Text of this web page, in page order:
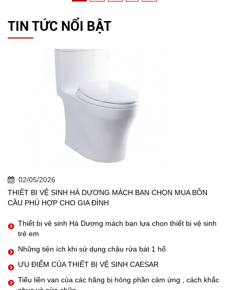
TIN TỨC NỔI BẬT
02/05/2026
THIẾT BỊ VỆ SINH HÀ DƯƠNG MÁCH BẠN CHỌN MUA BỒN
CẦU PHÙ HỢP CHO GIA ĐÌNH
Thiết bị vệ sinh Hà Dương mách bạn lựa chọn thiết bị vệ sinh
trẻ em
Những tiện ích khi sử dụng chậu rửa bát 1 hố
ƯU ĐIỂM CỦA THIẾT BỊ VỆ SINH CAESAR
Tiểu liền van của các hãng bị hỏng phần cảm ứng , cách khắc